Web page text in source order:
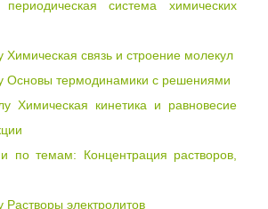
система химических
Химическая связь и строение молекул
Основы термодинамики с решениями
Химическая кинетика и равновесие
по темам: Концентрация растворов,
Растворы электролитов